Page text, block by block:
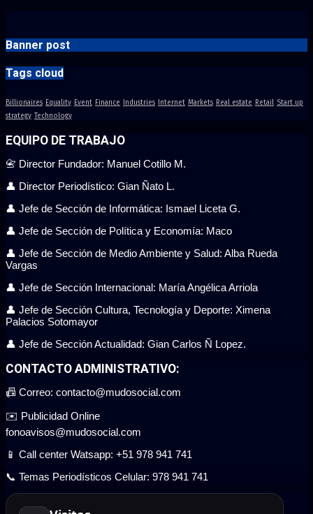
Banner post
Tags cloud
Billionaires Equality Event Finance Industries Internet Markets Real estate Retail Start up
strategy
Technology
EQUIPO DE TRABAJO
📇 Director Fundador: Manuel Cotillo M.
👤 Director Periodístico: Gian Ñato L.
👤 Jefe de Sección de Informática: Ismael Liceta G.
👤 Jefe de Sección de Política y Economía: Maco
👤 Jefe de Sección de Medio Ambiente y Salud: Alba Rueda
Vargas
👤 Jefe de Sección Internacional: María Angélica Arriola
👤 Jefe de Sección Cultura, Tecnología y Deporte: Ximena
Palacios Sotomayor
👤 Jefe de Sección Actualidad: Gian Carlos Ñ Lopez.
CONTACTO ADMINISTRATIVO:
📠 Correo: contacto@mudosocial.com
✉️ Publicidad Online
fonoavisos@mudosocial.com
📱 Call center Watsapp: +51 978 941 741
📞 Temas Periodísticos Celular: 978 941 741